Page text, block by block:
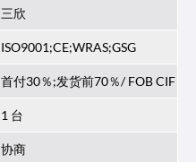
三欣
ISO9001;CE;WRAS;GSG
首付30％;发货前70％/ FOB CIF
1 台
协商